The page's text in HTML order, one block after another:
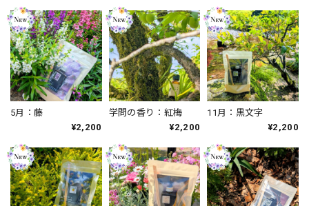
5月：藤
¥2,200
学問の香り：紅梅
¥2,200
11月：黒文字
¥2,200